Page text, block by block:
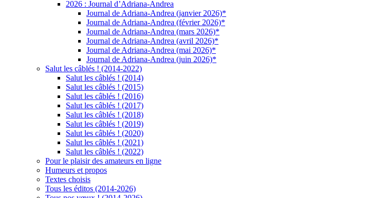
2026 : Journal d’Adriana-Andrea
Journal de Adriana-Andrea (janvier 2026)*
Journal de Adriana-Andrea (février 2026)*
Journal de Adriana-Andrea (mars 2026)*
Journal de Adriana-Andrea (avril 2026)*
Journal de Adriana-Andrea (mai 2026)*
Journal de Adriana-Andrea (juin 2026)*
Salut les câblés ! (2014-2022)
Salut les câblés ! (2014)
Salut les câblés ! (2015)
Salut les câblés ! (2016)
Salut les câblés ! (2017)
Salut les câblés ! (2018)
Salut les câblés ! (2019)
Salut les câblés ! (2020)
Salut les câblés ! (2021)
Salut les câblés ! (2022)
Pour le plaisir des amateurs en ligne
Humeurs et propos
Textes choisis
Tous les éditos (2014-2026)